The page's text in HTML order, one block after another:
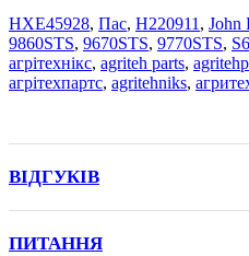
HXE45928, Пас, H220911, John
986 0STS, 9670STS, 9770STS,
агрітехнікс, agriteh parts,
агрітехпартс, agritehniks,
ВІДГУКІВ
ПИТАННЯ